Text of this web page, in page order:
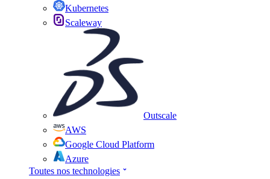
Kubernetes
Scaleway
Outscale
AWS
Google Cloud Platform
Azure
Toutes nos technologies